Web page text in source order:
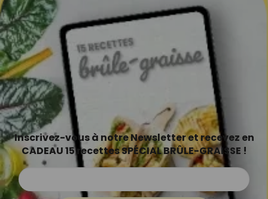
Inscrivez-vous à notre Newsletter et recevez en
CADEAU 15 recettes SPÉCIAL BRÛLE-GRAISSE !